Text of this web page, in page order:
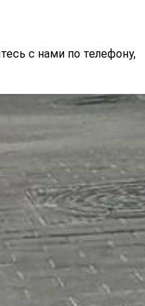
с нами по телефону,